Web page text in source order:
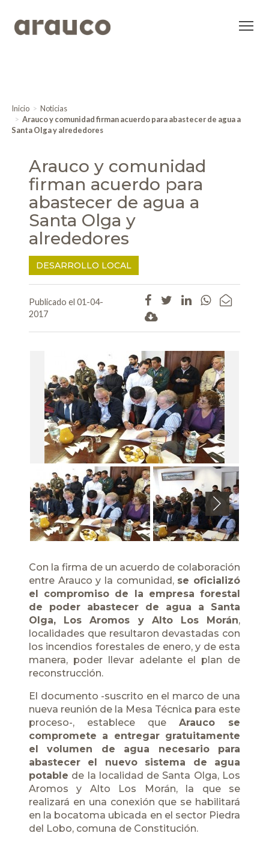
Inicio
Noticias
Arauco y comunidad firman acuerdo para abastecer de agua a
Santa Olga y alrededores
Arauco y comunidad
firman acuerdo para
abastecer de agua a
Santa Olga y
alrededores
DESARROLLO LOCAL
Publicado el 01-04-
2017
Next
Con la firma de un acuerdo de colaboración
entre Arauco y la comunidad, se oficializó
el compromiso de la empresa forestal
de poder abastecer de agua a Santa
Olga, Los Aromos y Alto Los Morán,
localidades que resultaron devastadas con
los incendios forestales de enero, y de esta
manera, poder llevar adelante el plan de
reconstrucción.
El documento -suscrito en el marco de una
nueva reunión de la Mesa Técnica para este
proceso-, establece que Arauco se
compromete a entregar gratuitamente
el volumen de agua necesario para
abastecer el nuevo sistema de agua
potable de la localidad de Santa Olga, Los
Aromos y Alto Los Morán, la que se
realizará en una conexión que se habilitará
en la bocatoma ubicada en el sector Piedra
del Lobo, comuna de Constitución.